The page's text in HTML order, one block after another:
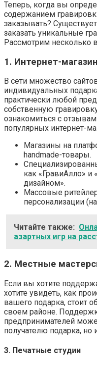
Теперь, когда вы
содержанием
заказывать?
заказать уникальные
Рассмотрим несколько
1. Интернет-
В сети множество
индивидуальных
практически любой
собственную
ознакомиться с
популярных интернет-
Магазины на
handmade-товары.
как «ГравиАлло»
дизайном».
Массовые
персонализации
Читайте также:
азартных игр на
2. Местные
Если вы хотите
хотите увидеть, как
вашего подарка, стоит
своем районе.
предпринимателей
получателю подарка, но
3. Печатные студии